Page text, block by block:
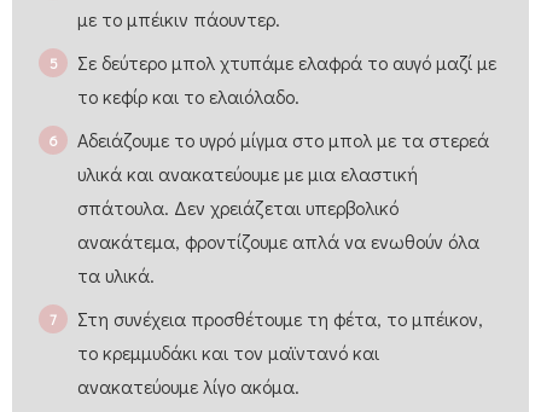
με το μπέικιν πάουντερ.
Σε δεύτερο μπολ χτυπάμε ελαφρά το αυγό μαζί με
το κεφίρ και το ελαιόλαδο.
Αδειάζουμε το υγρό μίγμα στο μπολ με τα στερεά
υλικά και ανακατεύουμε με μια ελαστική
σπάτουλα. Δεν χρειάζεται υπερβολικό
ανακάτεμα, φροντίζουμε απλά να ενωθούν όλα
τα υλικά.
Στη συνέχεια προσθέτουμε τη φέτα, το μπέικον,
το κρεμμυδάκι και τον μαϊντανό και
ανακατεύουμε λίγο ακόμα.